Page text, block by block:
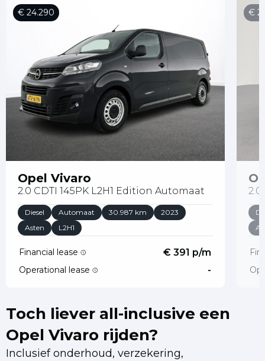
€ 24.290
Opel Vivaro
2.0 CDTI 145PK L2H1 Edition Automaat
Diesel Automaat 30.987 km
2023
Asten
L2H1
Financial lease € 391 p/m
Operational lease -
€
2.0
Toch liever all-inclusive een
Opel Vivaro rijden?
Inclusief onderhoud, verzekering,